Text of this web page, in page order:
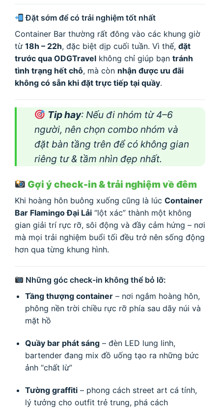
Đặt sớm để có trải nghiệm tốt nhất
Container Bar thường rất đông vào các khung giờ
từ 18h – 22h, đặc biệt dịp cuối tuần. Vì thế, đặt
trước qua ODGTravel không chỉ giúp bạn tránh
tình trạng hết chỗ, mà còn nhận được ưu đãi
không có sẵn khi đặt trực tiếp tại quầy.
Tip hay: Nếu đi nhóm từ 4–6
người, nên chọn combo nhóm và
đặt bàn tầng trên để có không gian
riêng tư & tầm nhìn đẹp nhất.
Gợi ý check-in & trải nghiệm về đêm
Khi hoàng hôn buông xuống cũng là lúc Container
Bar Flamingo Đại Lải “lột xác” thành một không
gian giải trí rực rỡ, sôi động và đầy cảm hứng – nơi
mà mọi trải nghiệm buổi tối đều trở nên sống động
hơn qua từng khung hình.
Những góc check-in không thể bỏ lỡ:
Tầng thượng container– nơi ngắm hoàng hôn,
phông nền trời chiều rực rỡ phía sau dãy núi và
mặt hồ
Quầy bar phát sáng– đèn LED lung linh,
bartender đang mix đồ uống tạo ra những bức
ảnh “chất lừ”
Tường graffiti– phong cách street art cá tính,
lý tưởng cho outfit trẻ trung, phá cách